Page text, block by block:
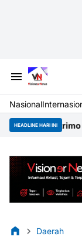
Nasional
HEADLINE HARI INI
ke Bareskrim
Daerah